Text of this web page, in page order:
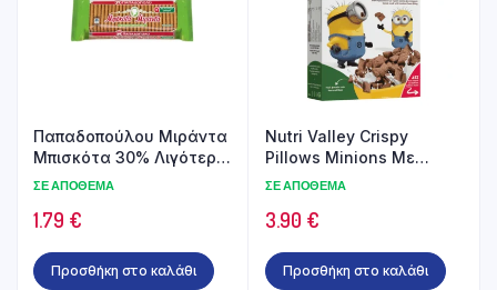
Παπαδοπούλου Μιράντα
Μπισκότα 30% Λιγότερη
Ζάχαρη 250gr
ΣΕ ΑΠΌΘΕΜΑ
1.79 €
Προσθήκη στο καλάθι
Nutri Valley Crispy
Pillows Minions Με
Γεύση Φουντούκι 375gr
ΣΕ ΑΠΌΘΕΜΑ
3.90 €
Προσθήκη στο καλάθι